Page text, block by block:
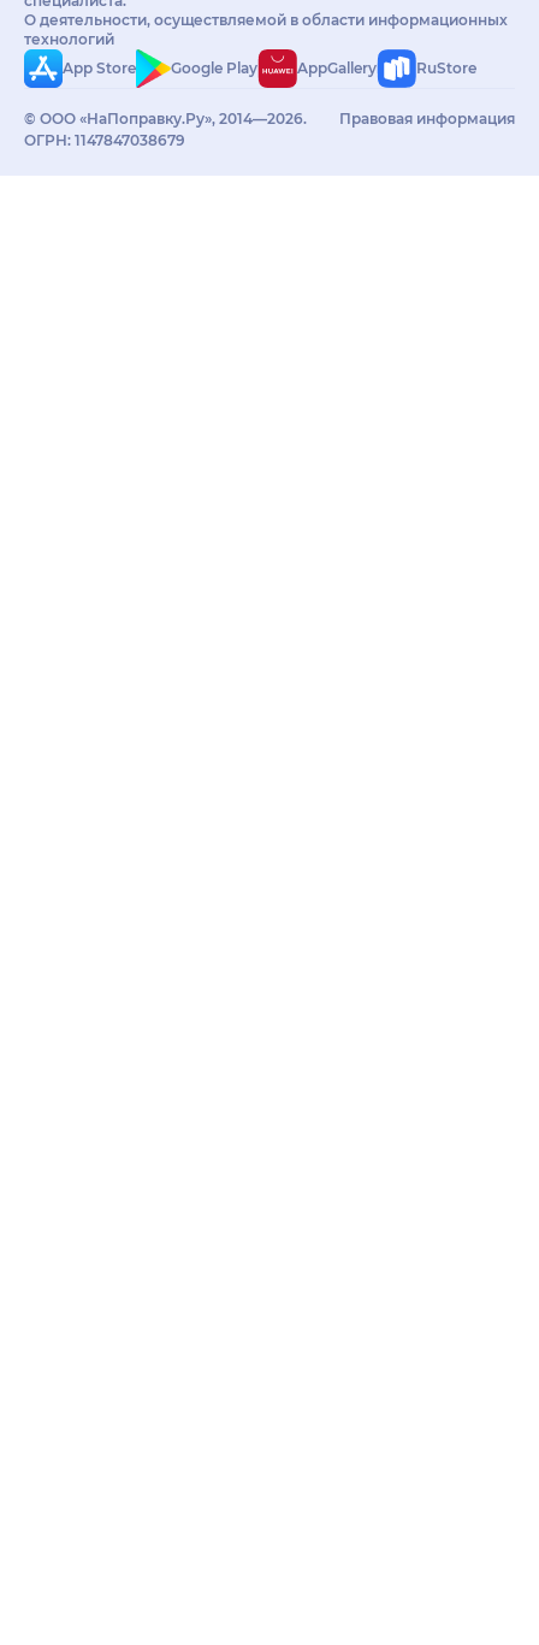
О деятельности, осуществляемой в области информационных
технологий
App Store
Google Play AppGallery RuStore
© ООО «НаПоправку.Ру», 2014—2026.
ОГРН: 1147847038679
Правовая информация